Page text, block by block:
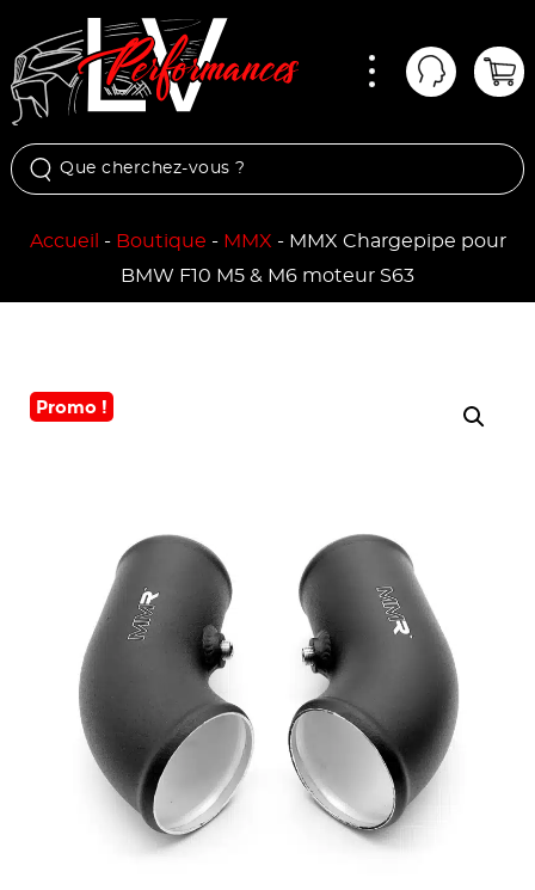
Mon
Accueil - Boutique - MMX - MMX Chargepipe pour
BMW F10 M5 & M6 moteur S63
Promo !